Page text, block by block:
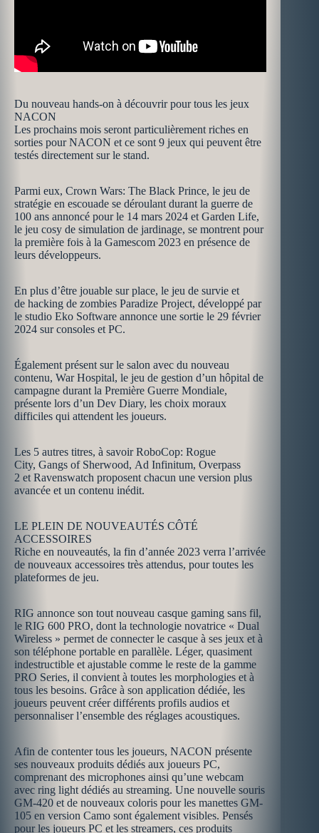
Du nouveau hands-on à découvrir pour tous les jeux
NACON
Les prochains mois seront particulièrement riches en
sorties pour NACON et ce sont 9 jeux qui peuvent être
testés directement sur le stand.
Parmi eux, Crown Wars: The Black Prince, le jeu de
stratégie en escouade se déroulant durant la guerre de
100 ans annoncé pour le 14 mars 2024 et Garden Life,
le jeu cosy de simulation de jardinage, se montrent pour
la première fois à la Gamescom 2023 en présence de
leurs développeurs.
En plus d’être jouable sur place, le jeu de survie et
de hacking de zombies Paradize Project, développé par
le studio Eko Software annonce une sortie le 29 février
2024 sur consoles et PC.
Également présent sur le salon avec du nouveau
contenu, War Hospital, le jeu de gestion d’un hôpital de
campagne durant la Première Guerre Mondiale,
présente lors d’un Dev Diary, les choix moraux
difficiles qui attendent les joueurs.
Les 5 autres titres, à savoir RoboCop: Rogue
City, Gangs of Sherwood, Ad Infinitum, Overpass
2 et Ravenswatch proposent chacun une version plus
avancée et un contenu inédit.
LE PLEIN DE NOUVEAUTÉS CÔTÉ
ACCESSOIRES
Riche en nouveautés, la fin d’année 2023 verra l’arrivée
de nouveaux accessoires très attendus, pour toutes les
plateformes de jeu.
RIG annonce son tout nouveau casque gaming sans fil,
le RIG 600 PRO, dont la technologie novatrice « Dual
Wireless » permet de connecter le casque à ses jeux et à
son téléphone portable en parallèle. Léger, quasiment
indestructible et ajustable comme le reste de la gamme
PRO Series, il convient à toutes les morphologies et à
tous les besoins. Grâce à son application dédiée, les
joueurs peuvent créer différents profils audios et
personnaliser l’ensemble des réglages acoustiques.
Afin de contenter tous les joueurs, NACON présente
ses nouveaux produits dédiés aux joueurs PC,
comprenant des microphones ainsi qu’une webcam
avec ring light dédiés au streaming. Une nouvelle souris
GM-420 et de nouveaux coloris pour les manettes GM-
105 en version Camo sont également visibles. Pensés
pour les joueurs PC et les streamers, ces produits